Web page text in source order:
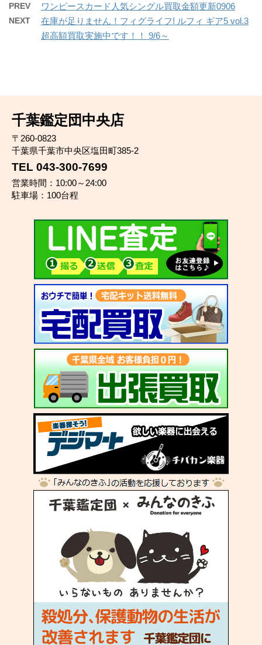
PREV ワンピースカード人気シングル買取金額更新0906
NEXT
在庫が足りません！フィグライフ! ルフィ ギア5 vol.3
超高額買取実施中です！！ 9/6～
千葉鑑定団中央店
〒260-0823
千葉県千葉市中央区塩田町385-2
TEL 043-300-7699
営業時間：10:00～24:00
駐車場：100台程